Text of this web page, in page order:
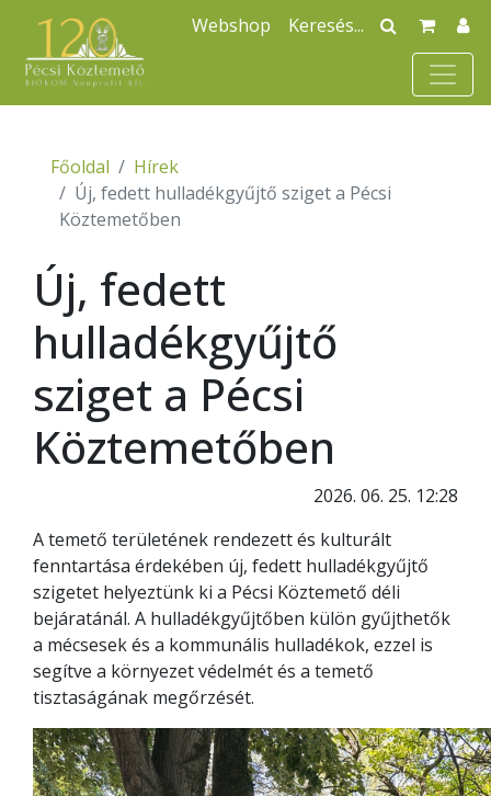
Webshop
Főoldal
Hírek
Új, fedett hulladékgyűjtő sziget a Pécsi
Köztemetőben
Új, fedett
hulladékgyűjtő
sziget a Pécsi
Köztemetőben
2026. 06. 25. 12:28
A temető területének rendezett és kulturált
fenntartása érdekében új, fedett hulladékgyűjtő
szigetet helyeztünk ki a Pécsi Köztemető déli
bejáratánál. A hulladékgyűjtőben külön gyűjthetők
a mécsesek és a kommunális hulladékok, ezzel is
segítve a környezet védelmét és a temető
tisztaságának megőrzését.